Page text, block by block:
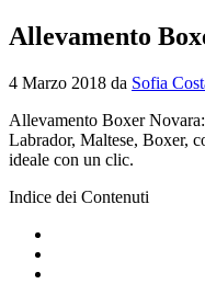
Allevamento
4 Marzo 2018 da Sofia
Allevamento Boxer
Labrador, Maltese, Boxer,
ideale con un clic.
Indice dei Contenuti